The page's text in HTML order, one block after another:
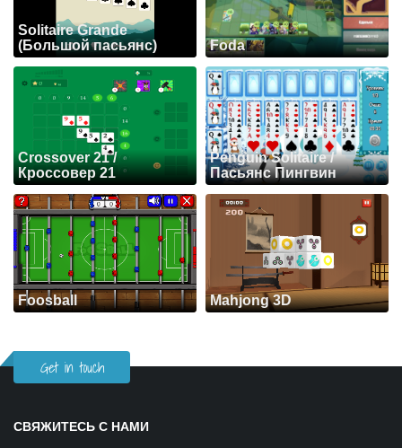
Solitaire Grande
(Большой пасьянс)
Foda
Crossover 21 /
Кроссовер 21
Penguin Solitaire /
Пасьянс Пингвин
Foosball Mahjong 3D
Get in touch
СВЯЖИТЕСЬ С НАМИ